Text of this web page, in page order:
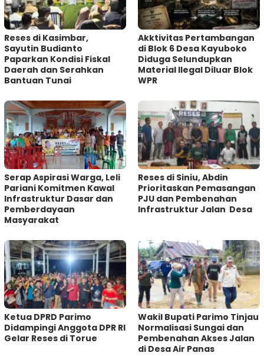
Reses di Kasimbar,
Sayutin Budianto
Paparkan Kondisi Fiskal
Daerah dan Serahkan
Bantuan Tunai
Akktivitas Pertambangan
di Blok 6 Desa Kayuboko
Diduga Selundupkan
Material Ilegal Diluar Blok
WPR
Serap Aspirasi Warga, Leli
Pariani Komitmen Kawal
Infrastruktur Dasar dan
Pemberdayaan
Masyarakat
Reses di Siniu, Abdin
Prioritaskan Pemasangan
PJU dan Pembenahan
Infrastruktur Jalan Desa
Ketua DPRD Parimo
Didampingi Anggota DPR RI
Gelar Reses di Torue
Wakil Bupati Parimo Tinjau
Normalisasi Sungai dan
Pembenahan Akses Jalan
di Desa Air Panas